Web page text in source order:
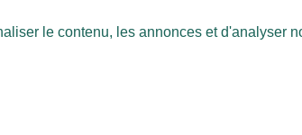
le contenu, les annonces et d'analyser